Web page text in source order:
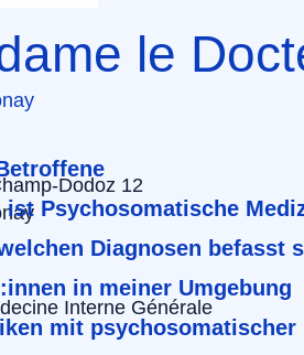
ist Psychosomatische
Diagnosen befasst
in meiner Umgebung
mit psychosomatischer
le
Dodoz 12
Interne Générale